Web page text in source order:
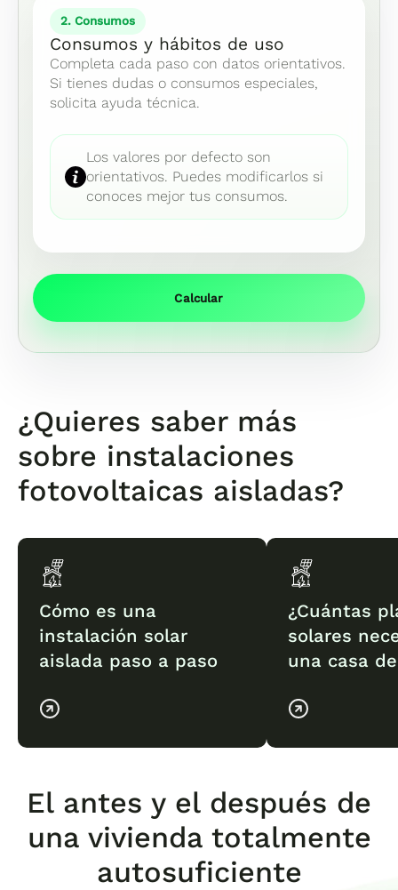
2. Consumos
Consumos y hábitos de uso
Completa cada paso con datos orientativos.
Si tienes dudas o consumos especiales,
solicita ayuda técnica.
Los valores por defecto son
orientativos. Puedes modificarlos si
conoces mejor tus consumos.
Calcular
¿Quieres saber más
sobre instalaciones
fotovoltaicas aisladas?
Cómo es una
instalación solar
aislada paso a paso
¿Cuántas
solares
una casa
El antes y el después de
una vivienda totalmente
autosuficiente